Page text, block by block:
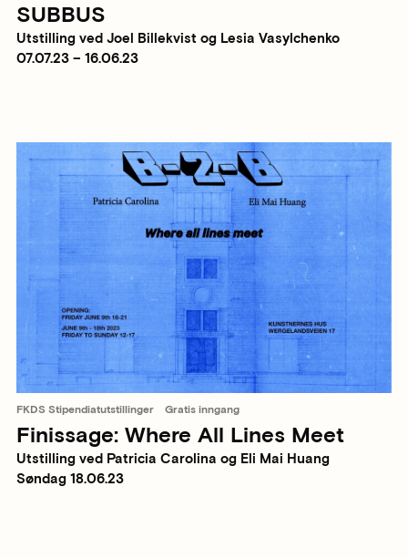
SUBBUS
Utstilling ved Joel Billekvist og Lesia Vasylchenko
07.07.23 – 16.06.23
FKDS Stipendiatutstillinger Gratis inngang
Finissage: Where All Lines Meet
Utstilling ved Patricia Carolina og Eli Mai Huang
Søndag 18.06.23